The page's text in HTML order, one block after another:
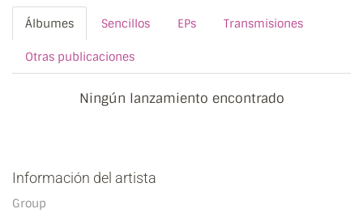
Álbumes Sencillos EPs Transmisiones
Otras publicaciones
Ningún lanzamiento encontrado
Información del artista
Group